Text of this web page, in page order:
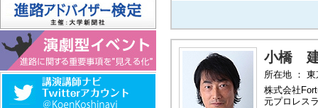
小橋
所在地 ：
株式会社
元プロレス